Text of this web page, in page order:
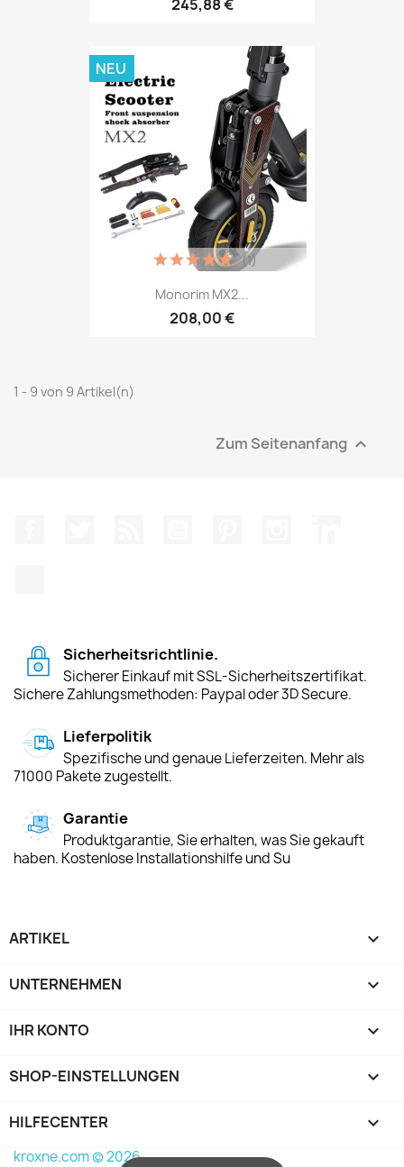
245,88 €
Monorim MX2...
208,00 €
(1)
NEU
1 - 9 von 9 Artikel(n)
Zum Seitenanfang 
Sicherheitsrichtlinie.
Sicherer Einkauf mit SSL-Sicherheitszertifikat.
Sichere Zahlungsmethoden: Paypal oder 3D Secure.
Lieferpolitik
Spezifische und genaue Lieferzeiten. Mehr als
71000 Pakete zugestellt.
Garantie
Produktgarantie, Sie erhalten, was Sie gekauft
haben. Kostenlose Installationshilfe und Su
ARTIKEL 
UNTERNEHMEN 
IHR KONTO 
SHOP-EINSTELLUNGEN keyboard_arrow_down
HILFECENTER 
kroxne.com © 2026